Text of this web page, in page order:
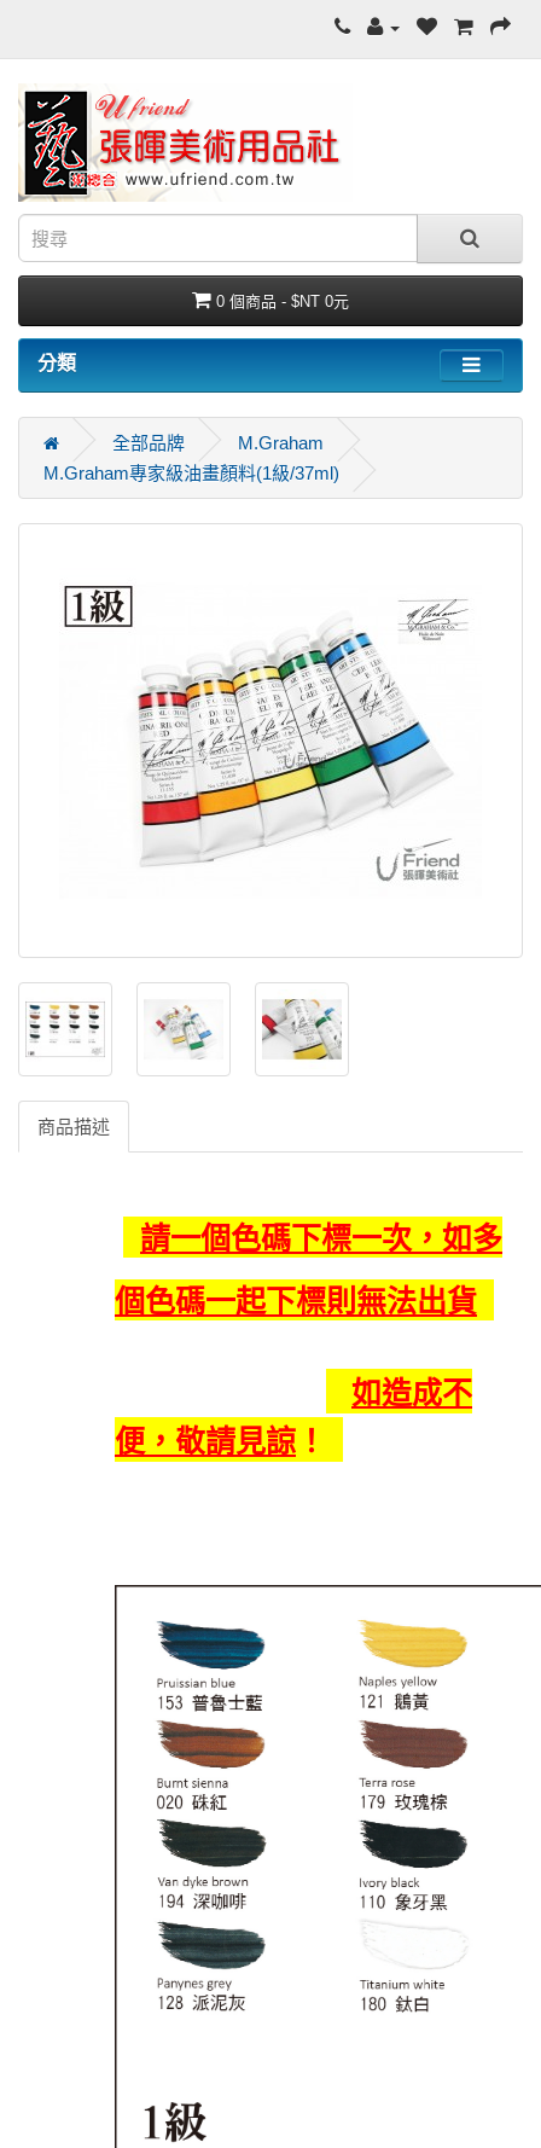
0 個商品 - $NT 0元
分類
全部品牌
M.Graham
M.Graham專家級油畫顏料(1級/37ml)
商品描述
請一個色碼下標一次，如多
個色碼一起下標則無法出貨
如造成不
便，敬請見諒 ！